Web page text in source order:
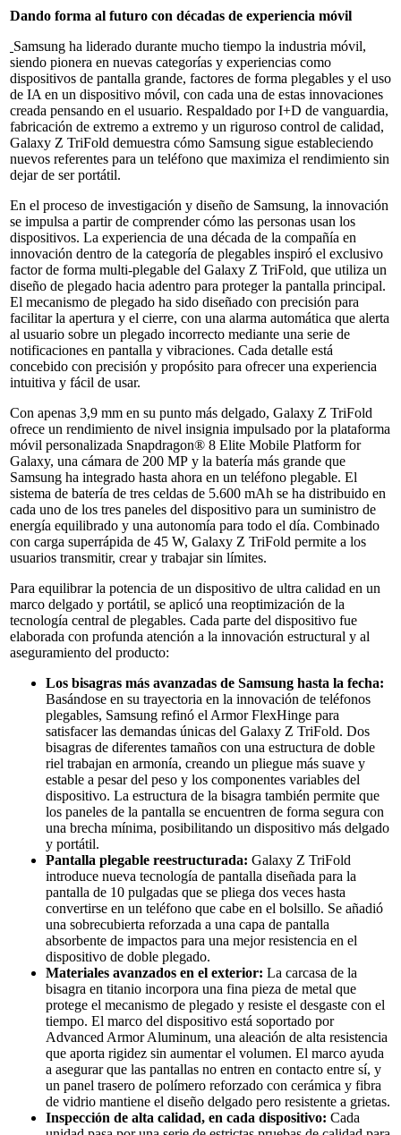
Dando forma al futuro con décadas de experiencia móvil
Samsung ha liderado durante mucho tiempo la industria móvil,
siendo pionera en nuevas categorías y experiencias como
dispositivos de pantalla grande, factores de forma plegables y el uso
de IA en un dispositivo móvil, con cada una de estas innovaciones
creada pensando en el usuario. Respaldado por I+D de vanguardia,
fabricación de extremo a extremo y un riguroso control de calidad,
Galaxy Z TriFold demuestra cómo Samsung sigue estableciendo
nuevos referentes para un teléfono que maximiza el rendimiento sin
dejar de ser portátil.
En el proceso de investigación y diseño de Samsung, la innovación
se impulsa a partir de comprender cómo las personas usan los
dispositivos. La experiencia de una década de la compañía en
innovación dentro de la categoría de plegables inspiró el exclusivo
factor de forma multi-plegable del Galaxy Z TriFold, que utiliza un
diseño de plegado hacia adentro para proteger la pantalla principal.
El mecanismo de plegado ha sido diseñado con precisión para
facilitar la apertura y el cierre, con una alarma automática que alerta
al usuario sobre un plegado incorrecto mediante una serie de
notificaciones en pantalla y vibraciones. Cada detalle está
concebido con precisión y propósito para ofrecer una experiencia
intuitiva y fácil de usar.
Con apenas 3,9 mm en su punto más delgado, Galaxy Z TriFold
ofrece un rendimiento de nivel insignia impulsado por la plataforma
móvil personalizada Snapdragon® 8 Elite Mobile Platform for
Galaxy, una cámara de 200 MP y la batería más grande que
Samsung ha integrado hasta ahora en un teléfono plegable. El
sistema de batería de tres celdas de 5.600 mAh se ha distribuido en
cada uno de los tres paneles del dispositivo para un suministro de
energía equilibrado y una autonomía para todo el día. Combinado
con carga superrápida de 45 W, Galaxy Z TriFold permite a los
usuarios transmitir, crear y trabajar sin límites.
Para equilibrar la potencia de un dispositivo de ultra calidad en un
marco delgado y portátil, se aplicó una reoptimización de la
tecnología central de plegables. Cada parte del dispositivo fue
elaborada con profunda atención a la innovación estructural y al
aseguramiento del producto:
Los bisagras más avanzadas de Samsung hasta la fecha:
Basándose en su trayectoria en la innovación de teléfonos
plegables, Samsung refinó el Armor FlexHinge para
satisfacer las demandas únicas del Galaxy Z TriFold. Dos
bisagras de diferentes tamaños con una estructura de doble
riel trabajan en armonía, creando un pliegue más suave y
estable a pesar del peso y los componentes variables del
dispositivo. La estructura de la bisagra también permite que
los paneles de la pantalla se encuentren de forma segura con
una brecha mínima, posibilitando un dispositivo más delgado
y portátil.
Pantalla plegable reestructurada: Galaxy Z TriFold
introduce nueva tecnología de pantalla diseñada para la
pantalla de 10 pulgadas que se pliega dos veces hasta
convertirse en un teléfono que cabe en el bolsillo. Se añadió
una sobrecubierta reforzada a una capa de pantalla
absorbente de impactos para una mejor resistencia en el
dispositivo de doble plegado.
Materiales avanzados en el exterior: La carcasa de la
bisagra en titanio incorpora una fina pieza de metal que
protege el mecanismo de plegado y resiste el desgaste con el
tiempo. El marco del dispositivo está soportado por
Advanced Armor Aluminum, una aleación de alta resistencia
que aporta rigidez sin aumentar el volumen. El marco ayuda
a asegurar que las pantallas no entren en contacto entre sí, y
un panel trasero de polímero reforzado con cerámica y fibra
de vidrio mantiene el diseño delgado pero resistente a grietas.
Inspección de alta calidad, en cada dispositivo: Cada